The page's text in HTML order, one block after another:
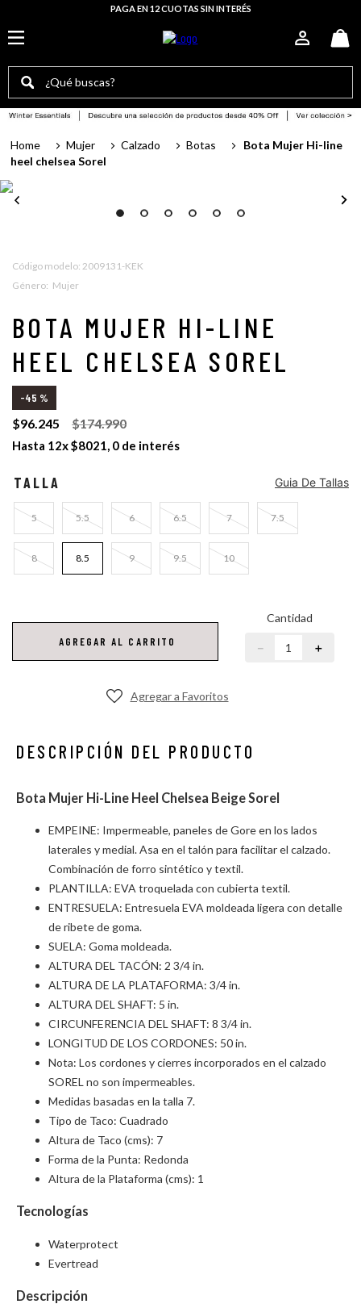
PAGA EN 12 CUOTAS SIN INTERÉS
¿Qué buscas?
Mujer Calzado Botas
Bota Mujer Hi-line
heel chelsea Sorel
: 2009131-KEK
Género: Mujer
BOTA MUJER HI-LINE
HEEL CHELSEA SOREL
$174.990
$96.245
-45 %
Hasta 12x$8021, 0 de interés
Guia De Tallas
TALLA
5 5.5 6 6.5 7 7.5
8 8.5 9 9.5 10
AGREGAR AL CARRITO
Cantidad
＋
－
DESCRIPCIÓN DEL PRODUCTO
Bota Mujer Hi-Line Heel Chelsea Beige Sorel
EMPEINE: Impermeable, paneles de Gore en los lados
laterales y medial. Asa en el talón para facilitar el calzado.
Combinación de forro sintético y textil.
PLANTILLA: EVA troquelada con cubierta textil.
ENTRESUELA: Entresuela EVA moldeada ligera con detalle
de ribete de goma.
SUELA: Goma moldeada.
ALTURA DEL TACÓN: 2 3/4 in.
ALTURA DE LA PLATAFORMA: 3/4 in.
ALTURA DEL SHAFT: 5 in.
CIRCUNFERENCIA DEL SHAFT: 8 3/4 in.
LONGITUD DE LOS CORDONES: 50 in.
Nota: Los cordones y cierres incorporados en el calzado
SOREL no son impermeables.
Medidas basadas en la talla 7.
Tipo de Taco: Cuadrado
Altura de Taco (cms): 7
Forma de la Punta: Redonda
Altura de la Plataforma (cms): 1
Tecnologías
Waterprotect
Evertread
Descripción
TÉRMINOS MÁS BUSCADOS
botas mujer
botas hombre
botín mujer
bototo
botas mujer sorel
caribou